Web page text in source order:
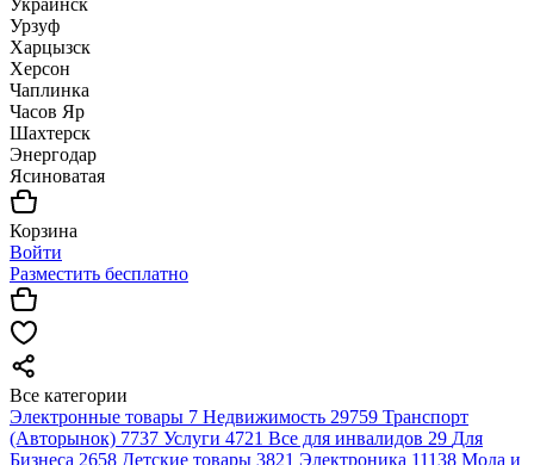
Украинск
Урзуф
Харцызск
Херсон
Чаплинка
Часов Яр
Шахтерск
Энергодар
Ясиноватая
Корзина
Войти
Разместить бесплатно
Все категории
Электронные товары 7 Недвижимость 29759 Транспорт
(Авторынок) 7737 Услуги 4721 Все для инвалидов 29 Для
Бизнеса 2658 Детские товары 3821 Электроника 11138 Мода и